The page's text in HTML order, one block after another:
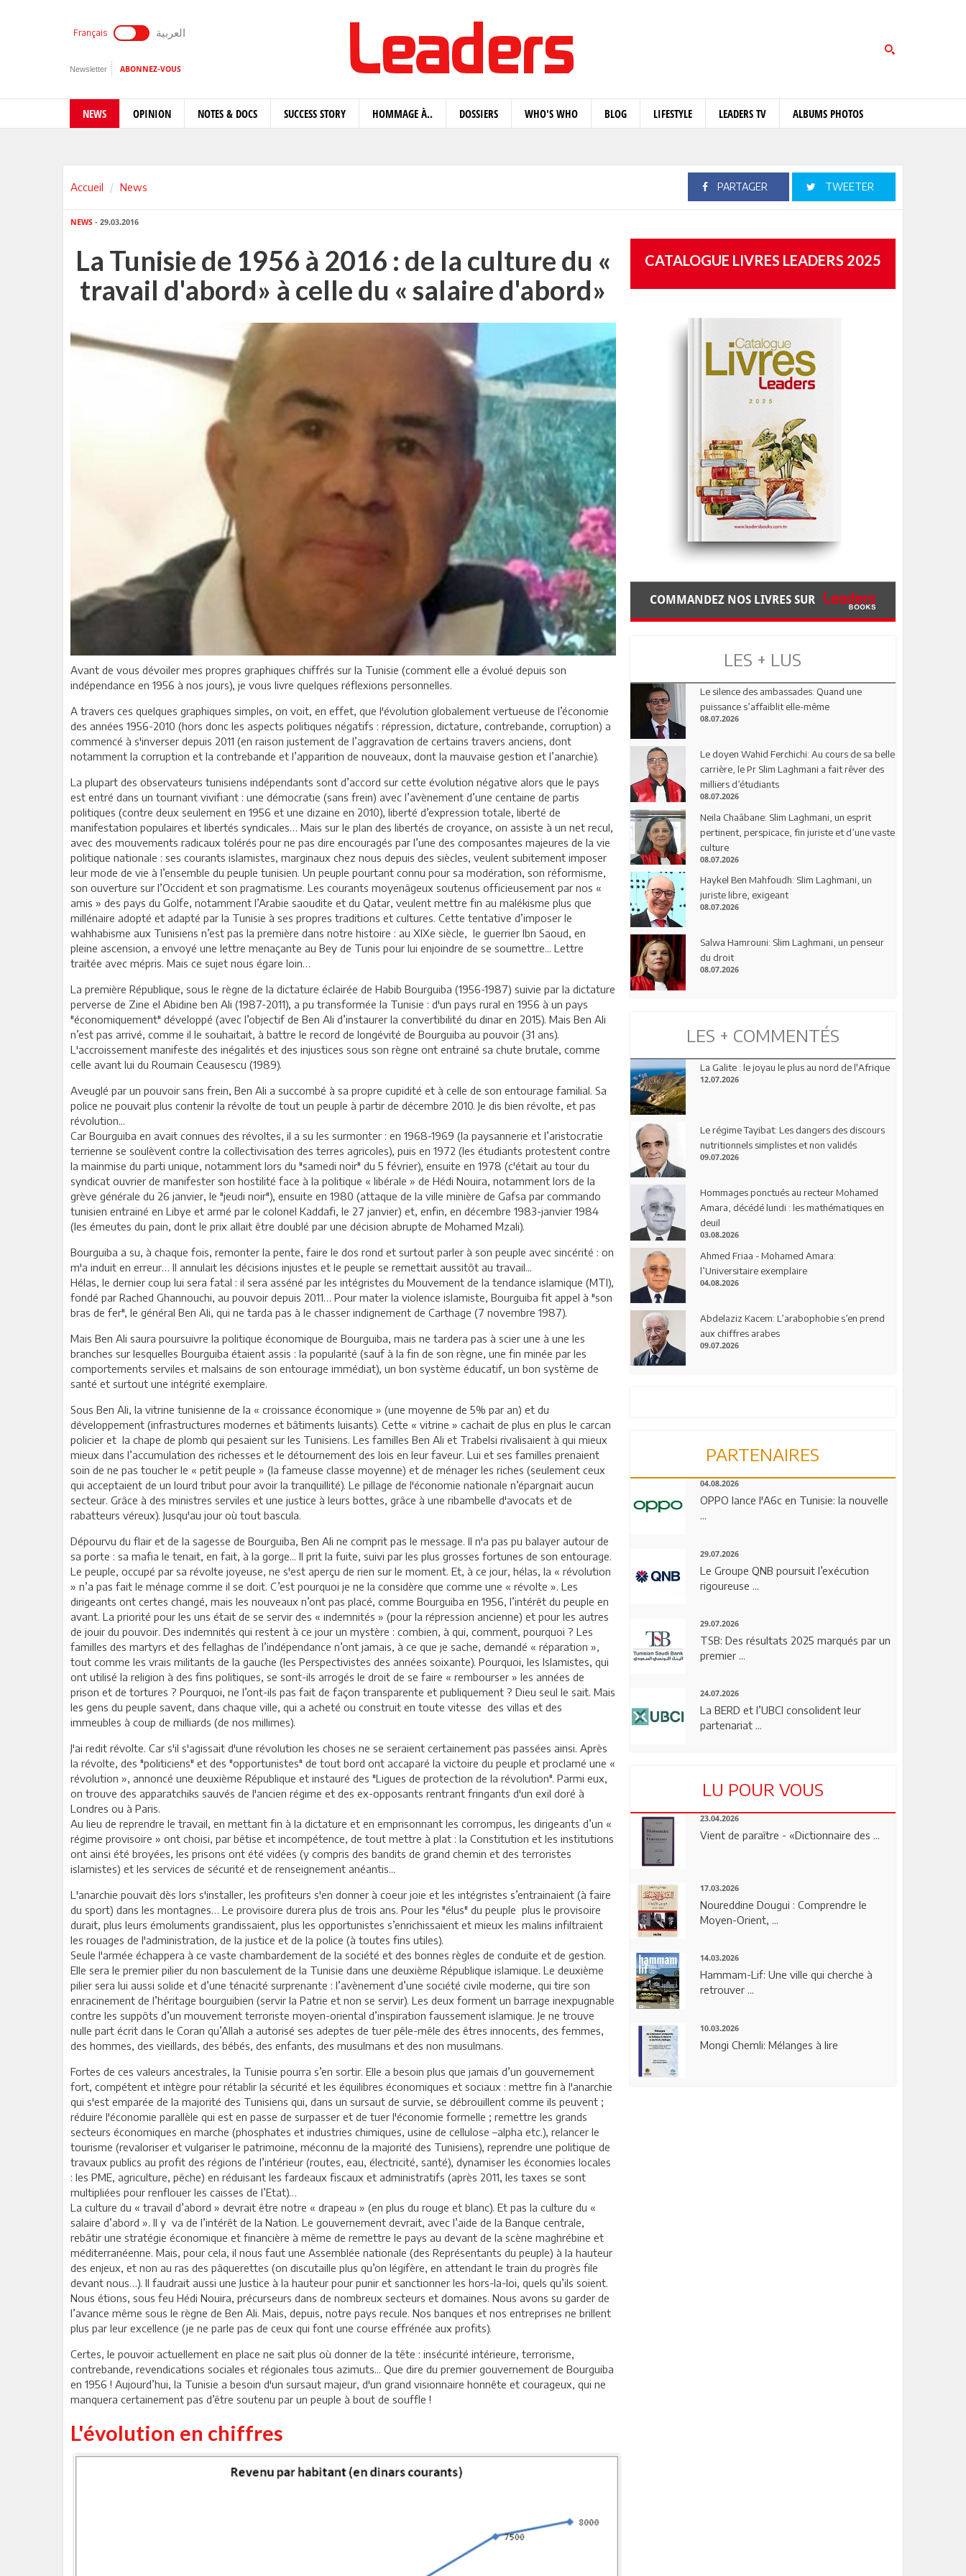
Français العربية
Newsletter ABONNEZ-VOUS
NEWS OPINION NOTES & DOCS SUCCESS STORY HOMMAGE À.. DOSSIERS WHO'S WHO BLOG LIFESTYLE LEADERS TV ALBUMS PHOTOS
Accueil News PARTAGER TWEETER
NEWS - 29.03.2016
La Tunisie de 1956 à 2016 : de la culture du «
travail d'abord» à celle du « salaire d'abord»
Avant de vous dévoiler mes propres graphiques chiffrés sur la Tunisie (comment elle a évolué depuis son
indépendance en 1956 à nos jours), je vous livre quelques réflexions personnelles.
A travers ces quelques graphiques simples, on voit, en effet, que l'évolution globalement vertueuse de l’économie
des années 1956-2010 (hors donc les aspects politiques négatifs : répression, dictature, contrebande, corruption) a
commencé à s'inverser depuis 2011 (en raison justement de l’aggravation de certains travers anciens, dont
notamment la corruption et la contrebande et l’apparition de nouveaux, dont la mauvaise gestion et l’anarchie).
La plupart des observateurs tunisiens indépendants sont d’accord sur cette évolution négative alors que le pays
est entré dans un tournant vivifiant : une démocratie (sans frein) avec l’avènement d’une centaine de partis
politiques (contre deux seulement en 1956 et une dizaine en 2010), liberté d’expression totale, liberté de
manifestation populaires et libertés syndicales… Mais sur le plan des libertés de croyance, on assiste à un net recul,
avec des mouvements radicaux tolérés pour ne pas dire encouragés par l’une des composantes majeures de la vie
politique nationale : ses courants islamistes, marginaux chez nous depuis des siècles, veulent subitement imposer
leur mode de vie à l’ensemble du peuple tunisien. Un peuple pourtant connu pour sa modération, son réformisme,
son ouverture sur l’Occident et son pragmatisme. Les courants moyenâgeux soutenus officieusement par nos «
amis » des pays du Golfe, notamment l’Arabie saoudite et du Qatar, veulent mettre fin au malékisme plus que
millénaire adopté et adapté par la Tunisie à ses propres traditions et cultures. Cette tentative d’imposer le
wahhabisme aux Tunisiens n’est pas la première dans notre histoire : au XIXe siècle, le guerrier Ibn Saoud, en
pleine ascension, a envoyé une lettre menaçante au Bey de Tunis pour lui enjoindre de se soumettre... Lettre
traitée avec mépris. Mais ce sujet nous égare loin…
La première République, sous le règne de la dictature éclairée de Habib Bourguiba (1956-1987) suivie par la dictature
perverse de Zine el Abidine ben Ali (1987-2011), a pu transformée la Tunisie : d'un pays rural en 1956 à un pays
"économiquement" développé (avec l’objectif de Ben Ali d’instaurer la convertibilité du dinar en 2015). Mais Ben Ali
n’est pas arrivé, comme il le souhaitait, à battre le record de longévité de Bourguiba au pouvoir (31 ans).
L'accroissement manifeste des inégalités et des injustices sous son règne ont entrainé sa chute brutale, comme
celle avant lui du Roumain Ceausescu (1989).
Aveuglé par un pouvoir sans frein, Ben Ali a succombé à sa propre cupidité et à celle de son entourage familial. Sa
police ne pouvait plus contenir la révolte de tout un peuple à partir de décembre 2010. Je dis bien révolte, et pas
révolution...
Car Bourguiba en avait connues des révoltes, il a su les surmonter : en 1968-1969 (la paysannerie et l’aristocratie
terrienne se soulèvent contre la collectivisation des terres agricoles), puis en 1972 (les étudiants protestent contre
la mainmise du parti unique, notamment lors du "samedi noir" du 5 février), ensuite en 1978 (c'était au tour du
syndicat ouvrier de manifester son hostilité face à la politique « libérale » de Hédi Nouira, notamment lors de la
grève générale du 26 janvier, le "jeudi noir"), ensuite en 1980 (attaque de la ville minière de Gafsa par commando
tunisien entrainé en Libye et armé par le colonel Kaddafi, le 27 janvier) et, enfin, en décembre 1983-janvier 1984
(les émeutes du pain, dont le prix allait être doublé par une décision abrupte de Mohamed Mzali).
Bourguiba a su, à chaque fois, remonter la pente, faire le dos rond et surtout parler à son peuple avec sincérité : on
m'a induit en erreur… Il annulait les décisions injustes et le peuple se remettait aussitôt au travail...
Hélas, le dernier coup lui sera fatal : il sera asséné par les intégristes du Mouvement de la tendance islamique (MTI),
fondé par Rached Ghannouchi, au pouvoir depuis 2011… Pour mater la violence islamiste, Bourguiba fit appel à "son
bras de fer", le général Ben Ali, qui ne tarda pas à le chasser indignement de Carthage (7 novembre 1987).
Mais Ben Ali saura poursuivre la politique économique de Bourguiba, mais ne tardera pas à scier une à une les
branches sur lesquelles Bourguiba étaient assis : la popularité (sauf à la fin de son règne, une fin minée par les
comportements serviles et malsains de son entourage immédiat), un bon système éducatif, un bon système de
santé et surtout une intégrité exemplaire.
Sous Ben Ali, la vitrine tunisienne de la « croissance économique » (une moyenne de 5% par an) et du
développement (infrastructures modernes et bâtiments luisants). Cette « vitrine » cachait de plus en plus le carcan
policier et la chape de plomb qui pesaient sur les Tunisiens. Les familles Ben Ali et Trabelsi rivalisaient à qui mieux
mieux dans l’accumulation des richesses et le détournement des lois en leur faveur. Lui et ses familles prenaient
soin de ne pas toucher le « petit peuple » (la fameuse classe moyenne) et de ménager les riches (seulement ceux
qui acceptaient de un lourd tribut pour avoir la tranquillité). Le pillage de l'économie nationale n’épargnait aucun
secteur. Grâce à des ministres serviles et une justice à leurs bottes, grâce à une ribambelle d'avocats et de
rabatteurs véreux). Jusqu'au jour où tout bascula.
Dépourvu du flair et de la sagesse de Bourguiba, Ben Ali ne comprit pas le message. Il n'a pas pu balayer autour de
sa porte : sa mafia le tenait, en fait, à la gorge... Il prit la fuite, suivi par les plus grosses fortunes de son entourage.
Le peuple, occupé par sa révolte joyeuse, ne s'est aperçu de rien sur le moment. Et, à ce jour, hélas, la « révolution
» n’a pas fait le ménage comme il se doit. C’est pourquoi je ne la considère que comme une « révolte ». Les
dirigeants ont certes changé, mais les nouveaux n’ont pas placé, comme Bourguiba en 1956, l’intérêt du peuple en
avant. La priorité pour les uns était de se servir des « indemnités » (pour la répression ancienne) et pour les autres
de jouir du pouvoir. Des indemnités qui restent à ce jour un mystère : combien, à qui, comment, pourquoi ? Les
familles des martyrs et des fellaghas de l’indépendance n’ont jamais, à ce que je sache, demandé « réparation »,
tout comme les vrais militants de la gauche (les Perspectivistes des années soixante). Pourquoi, les Islamistes, qui
ont utilisé la religion à des fins politiques, se sont-ils arrogés le droit de se faire « rembourser » les années de
prison et de tortures ? Pourquoi, ne l’ont-ils pas fait de façon transparente et publiquement ? Dieu seul le sait. Mais
les gens du peuple savent, dans chaque ville, qui a acheté ou construit en toute vitesse des villas et des
immeubles à coup de milliards (de nos millimes).
J'ai redit révolte. Car s'il s'agissait d'une révolution les choses ne se seraient certainement pas passées ainsi. Après
la révolte, des "politiciens" et des "opportunistes" de tout bord ont accaparé la victoire du peuple et proclamé une «
révolution », annoncé une deuxième République et instauré des "Ligues de protection de la révolution". Parmi eux,
on trouve des apparatchiks sauvés de l'ancien régime et des ex-opposants rentrant fringants d'un exil doré à
Londres ou à Paris.
Au lieu de reprendre le travail, en mettant fin à la dictature et en emprisonnant les corrompus, les dirigeants d’un «
régime provisoire » ont choisi, par bêtise et incompétence, de tout mettre à plat : la Constitution et les institutions
ont ainsi été broyées, les prisons ont été vidées (y compris des bandits de grand chemin et des terroristes
islamistes) et les services de sécurité et de renseignement anéantis...
L'anarchie pouvait dès lors s'installer, les profiteurs s'en donner à coeur joie et les intégristes s’entrainaient (à faire
du sport) dans les montagnes… Le provisoire durera plus de trois ans. Pour les "élus" du peuple plus le provisoire
durait, plus leurs émoluments grandissaient, plus les opportunistes s’enrichissaient et mieux les malins infiltraient
les rouages de l'administration, de la justice et de la police (à toutes fins utiles).
Seule l'armée échappera à ce vaste chambardement de la société et des bonnes règles de conduite et de gestion.
Elle sera le premier pilier du non basculement de la Tunisie dans une deuxième République islamique. Le deuxième
pilier sera lui aussi solide et d’une ténacité surprenante : l’avènement d’une société civile moderne, qui tire son
enracinement de l’héritage bourguibien (servir la Patrie et non se servir). Les deux forment un barrage inexpugnable
contre les suppôts d’un mouvement terroriste moyen-oriental d’inspiration faussement islamique. Je ne trouve
nulle part écrit dans le Coran qu’Allah a autorisé ses adeptes de tuer pêle-mêle des êtres innocents, des femmes,
des hommes, des vieillards, des bébés, des enfants, des musulmans et des non musulmans.
Fortes de ces valeurs ancestrales, la Tunisie pourra s’en sortir. Elle a besoin plus que jamais d’un gouvernement
fort, compétent et intègre pour rétablir la sécurité et les équilibres économiques et sociaux : mettre fin à l'anarchie
qui s'est emparée de la majorité des Tunisiens qui, dans un sursaut de survie, se débrouillent comme ils peuvent ;
réduire l'économie parallèle qui est en passe de surpasser et de tuer l'économie formelle ; remettre les grands
secteurs économiques en marche (phosphates et industries chimiques, usine de cellulose –alpha etc.), relancer le
tourisme (revaloriser et vulgariser le patrimoine, méconnu de la majorité des Tunisiens), reprendre une politique de
travaux publics au profit des régions de l’intérieur (routes, eau, électricité, santé), dynamiser les économies locales
: les PME, agriculture, pêche) en réduisant les fardeaux fiscaux et administratifs (après 2011, les taxes se sont
multipliées pour renflouer les caisses de l’Etat)…
La culture du « travail d’abord » devrait être notre « drapeau » (en plus du rouge et blanc). Et pas la culture du «
salaire d’abord ». Il y va de l’intérêt de la Nation. Le gouvernement devrait, avec l’aide de la Banque centrale,
rebâtir une stratégie économique et financière à même de remettre le pays au devant de la scène maghrébine et
méditerranéenne. Mais, pour cela, il nous faut une Assemblée nationale (des Représentants du peuple) à la hauteur
des enjeux, et non au ras des pâquerettes (on discutaille plus qu’on légifère, en attendant le train du progrès file
devant nous…). Il faudrait aussi une Justice à la hauteur pour punir et sanctionner les hors-la-loi, quels qu’ils soient.
Nous étions, sous feu Hédi Nouira, précurseurs dans de nombreux secteurs et domaines. Nous avons su garder de
l’avance même sous le règne de Ben Ali. Mais, depuis, notre pays recule. Nos banques et nos entreprises ne brillent
plus par leur excellence (je ne parle pas de ceux qui font une course effrénée aux profits).
Certes, le pouvoir actuellement en place ne sait plus où donner de la tête : insécurité intérieure, terrorisme,
contrebande, revendications sociales et régionales tous azimuts... Que dire du premier gouvernement de Bourguiba
en 1956 ! Aujourd’hui, la Tunisie a besoin d'un sursaut majeur, d'un grand visionnaire honnête et courageux, qui ne
manquera certainement pas d’être soutenu par un peuple à bout de souffle !
L'évolution en chiffres
CATALOGUE LIVRES LEADERS 2025
COMMANDEZ NOS LIVRES SUR
LES + LUS
Le silence des ambassades: Quand une
puissance s’affaiblit elle-même
08.07.2026
Le doyen Wahid Ferchichi: Au cours de sa belle
carrière, le Pr Slim Laghmani a fait rêver des
milliers d’étudiants
08.07.2026
Neila Chaâbane: Slim Laghmani, un esprit
pertinent, perspicace, fin juriste et d’une vaste
culture
08.07.2026
Haykel Ben Mahfoudh: Slim Laghmani, un
juriste libre, exigeant
08.07.2026
Salwa Hamrouni: Slim Laghmani, un penseur
du droit
08.07.2026
LES + COMMENTÉS
La Galite : le joyau le plus au nord de l'Afrique
12.07.2026
Le régime Tayibat: Les dangers des discours
nutritionnels simplistes et non validés
09.07.2026
Hommages ponctués au recteur Mohamed
Amara, décédé lundi : les mathématiques en
deuil
03.08.2026
Ahmed Friaa - Mohamed Amara:
l’Universitaire exemplaire
04.08.2026
Abdelaziz Kacem: L’arabophobie s’en prend
aux chiffres arabes
09.07.2026
PARTENAIRES
04.08.2026
OPPO lance l'A6c en Tunisie: la nouvelle
...
29.07.2026
Le Groupe QNB poursuit l’exécution
rigoureuse ...
29.07.2026
TSB: Des résultats 2025 marqués par un
premier ...
24.07.2026
La BERD et l’UBCI consolident leur
partenariat ...
LU POUR VOUS
23.04.2026
Vient de paraître - «Dictionnaire des ...
17.03.2026
Noureddine Dougui : Comprendre le
Moyen-Orient, ...
14.03.2026
Hammam-Lif: Une ville qui cherche à
retrouver ...
10.03.2026
Mongi Chemli: Mélanges à lire